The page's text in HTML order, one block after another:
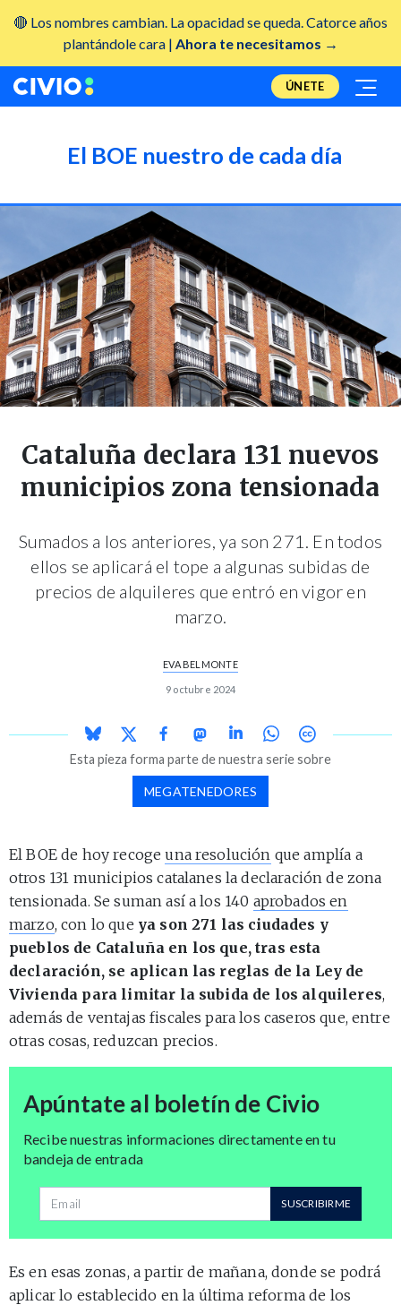
🔴 Los nombres cambian. La opacidad se queda. Catorce años
plantándole cara | Ahora te necesitamos →
ÚNETE
El BOE nuestro de cada día
Cataluña declara 131 nuevos
municipios zona tensionada
Sumados a los anteriores, ya son 271. En todos
ellos se aplicará el tope a algunas subidas de
precios de alquileres que entró en vigor en
marzo.
EVA BELMONTE
9 octubre 2024
Esta pieza forma parte de nuestra serie sobre
MEGATENEDORES
El BOE de hoy recogeuna resolución que amplía a
otros 131 municipios catalanes la declaración de zona
tensionada. Se suman así a los 140 aprobados en
marzo, con lo que ya son 271 las ciudades y
pueblos de Cataluña en los que, tras esta
declaración, se aplican las reglas de la Ley de
Vivienda para limitar la subida de los alquileres,
además de ventajas fiscales para los caseros que, entre
otras cosas, reduzcan precios.
Apúntate al boletín de Civio
Recibe nuestras informaciones directamente en tu
bandeja de entrada
Dirección de correo SUSCRIBIRME
Es en esas zonas, a partir de mañana, donde se podrá
aplicar lo establecido en la última reforma de los